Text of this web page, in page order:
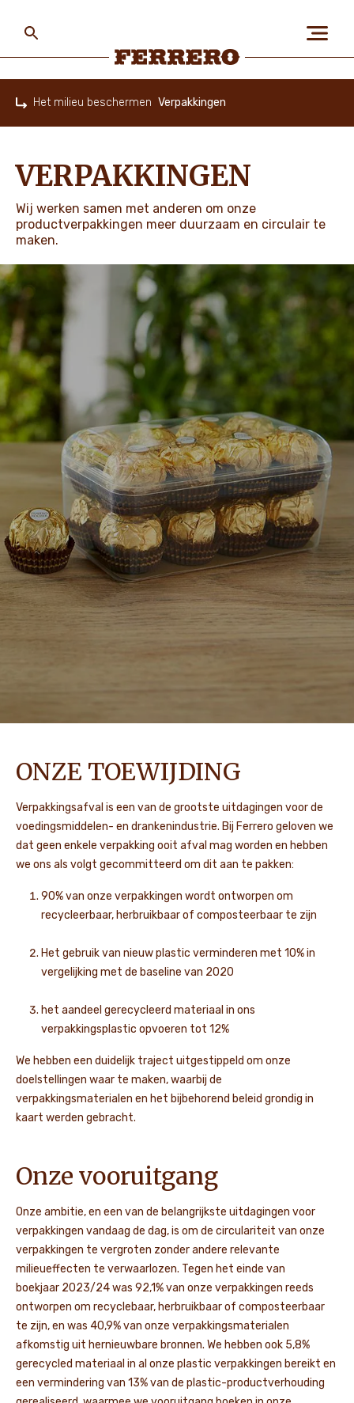
OVER ONS
MENS EN PLANEET
VACATURES
NIEUWS EN VERHALEN
main
content
Het milieu beschermen Verpakkingen
VERPAKKINGEN
Wij werken samen met anderen om onze
productverpakkingen meer duurzaam en circulair te
maken.
ONZE TOEWIJDING
Verpakkingsafval is een van de grootste uitdagingen voor de
voedingsmiddelen- en drankenindustrie. Bij Ferrero geloven we
dat geen enkele verpakking ooit afval mag worden en hebben
we ons als volgt gecommitteerd om dit aan te pakken:
90% van onze verpakkingen wordt ontworpen om
recycleerbaar, herbruikbaar of composteerbaar te zijn
Het gebruik van nieuw plastic verminderen met 10% in
vergelijking met de baseline van 2020
het aandeel gerecycleerd materiaal in ons
verpakkingsplastic opvoeren tot 12%
We hebben een duidelijk traject uitgestippeld om onze
doelstellingen waar te maken, waarbij de
verpakkingsmaterialen en het bijbehorend beleid grondig in
kaart werden gebracht.
Onze vooruitgang
Onze ambitie, en een van de belangrijkste uitdagingen voor
verpakkingen vandaag de dag, is om de circulariteit van onze
verpakkingen te vergroten zonder andere relevante
milieueffecten te verwaarlozen. Tegen het einde van
boekjaar 2023/24 was 92,1% van onze verpakkingen reeds
ontworpen om recyclebaar, herbruikbaar of composteerbaar
te zijn, en was 40,9% van onze verpakkingsmaterialen
afkomstig uit hernieuwbare bronnen. We hebben ook 5,8%
gerecycled materiaal in al onze plastic verpakkingen bereikt en
een vermindering van 13% van de plastic-productverhouding